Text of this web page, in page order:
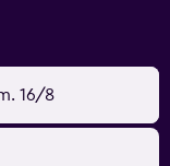
es ideal para
de bicicletas
a 19 km del
aeropuerto
16/8